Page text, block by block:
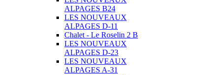
ALPAGES B24
LES NOUVEAUX
ALPAGES D-11
Chalet - Le Roselin 2 B
LES NOUVEAUX
ALPAGES D-23
LES NOUVEAUX
ALPAGES A-31